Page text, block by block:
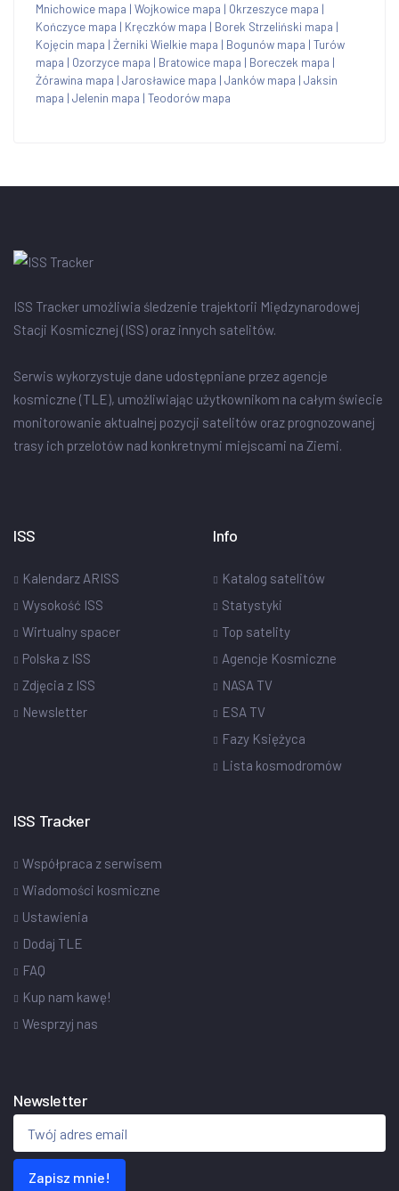
Mnichowice mapa | Wojkowice mapa | Okrzeszyce mapa |
Kończyce mapa | Kręczków mapa | Borek Strzeliński mapa |
Kojęcin mapa | Żerniki Wielkie mapa | Bogunów mapa | Turów
mapa | Ozorzyce mapa | Bratowice mapa | Boreczek mapa |
Żórawina mapa | Jarosławice mapa | Janków mapa | Jaksin
mapa | Jelenin mapa | Teodorów mapa
ISS Tracker umożliwia śledzenie trajektorii Międzynarodowej
Stacji Kosmicznej (ISS) oraz innych satelitów.
Serwis wykorzystuje dane udostępniane przez agencje
kosmiczne (TLE), umożliwiając użytkownikom na całym świecie
monitorowanie aktualnej pozycji satelitów oraz prognozowanej
trasy ich przelotów nad konkretnymi miejscami na Ziemi.
ISS
Kalendarz ARISS
Wysokość ISS
Wirtualny spacer
Polska z ISS
Zdjęcia z ISS
Newsletter
Info
Katalog satelitów
Statystyki
Top satelity
Agencje Kosmiczne
NASA TV
ESA TV
Fazy Księżyca
Lista kosmodromów
ISS Tracker
Współpraca z serwisem
Wiadomości kosmiczne
Ustawienia
Dodaj TLE
FAQ
Kup nam kawę!
Wesprzyj nas
Newsletter
Zapisz mnie!